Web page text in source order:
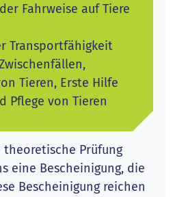
Fahrweise auf Tiere
Transportfähigkeit
Tieren, Erste Hilfe
Pflege von Tieren
Prüfung
eine Bescheinigung, die
Bescheinigung reichen